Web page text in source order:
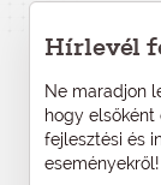
Hírlevél
Ne maradjon
hogy
fejlesztési és
eseményekről!